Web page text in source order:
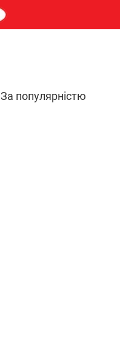
За популярністю